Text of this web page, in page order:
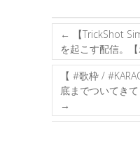
←
【TrickShot
を起こす配信。
【 #歌枠 /
底までついてき
→